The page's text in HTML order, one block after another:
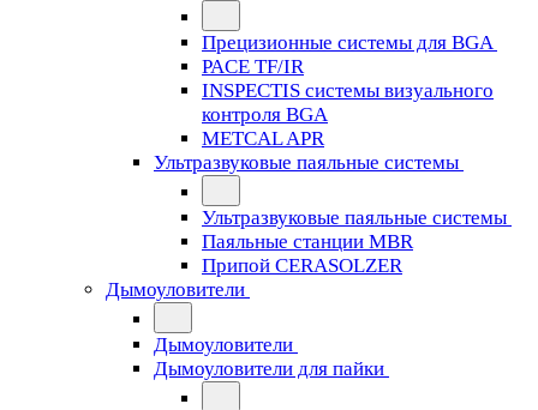
Прецизионные системы для BGA
PACE TF/IR
INSPECTIS системы визуального
контроля BGA
METCAL APR
Ультразвуковые паяльные системы
Ультразвуковые паяльные системы
Паяльные станции MBR
Припой CERASOLZER
Дымоуловители
Дымоуловители
Дымоуловители для пайки